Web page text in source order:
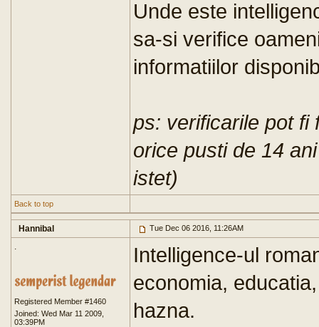
Unde este
sa-si verifice
informatiilor
ps: verificarile pot fi
orice pusti de 14
istet)
Back to top
Hannibal Tue Dec 06 2016, 11:26AM
.
Registered Member #1460
Joined: Wed Mar 11 2009,
03:39PM
Intelligence-ul
economia,
hazna.